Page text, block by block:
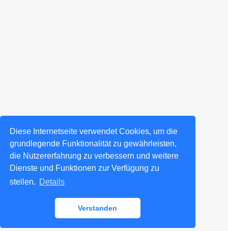
Diese Internetseite verwendet Cookies, um die
grundlegende Funktionalität zu gewährleisten,
die Nutzererfahrung zu verbessern und weitere
Dienste und Funktionen zur Verfügung zu
stellen. Details
Verstanden